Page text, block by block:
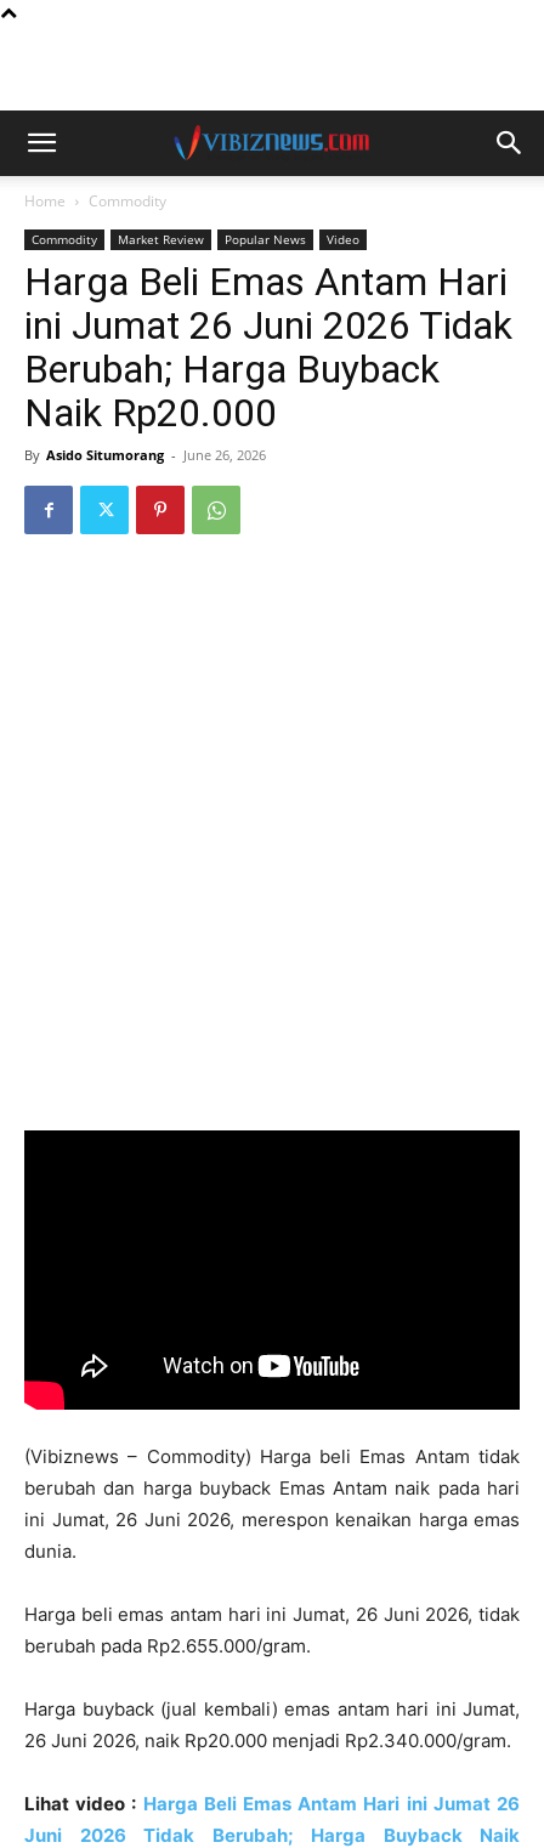
Home Commodity
Commodity Market Review Popular News Video
Harga Beli Emas Antam Hari
ini Jumat 26 Juni 2026 Tidak
Berubah; Harga Buyback
Naik Rp20.000
By Asido Situmorang - June 26, 2026
(Vibiznews – Commodity) Harga beli Emas Antam tidak
berubah dan harga buyback Emas Antam naik pada hari
ini Jumat, 26 Juni 2026, merespon kenaikan harga emas
dunia.
Harga beli emas antam hari ini Jumat, 26 Juni 2026, tidak
berubah pada Rp2.655.000/gram.
Harga buyback (jual kembali) emas antam hari ini Jumat,
26 Juni 2026, naik Rp20.000 menjadi Rp2.340.000/gram.
Lihat video : Harga Beli Emas Antam Hari ini Jumat 26
Juni 2026 Tidak Berubah; Harga Buyback Naik